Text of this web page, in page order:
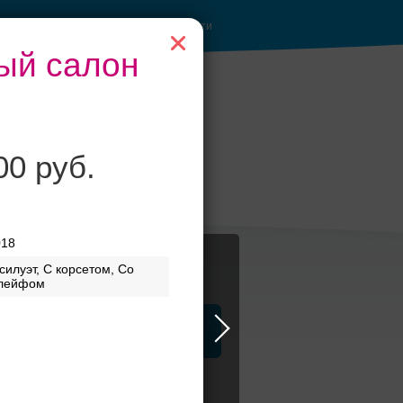
салон
руб.
С корсетом, Со
Войти
залы до
50 гостей
с